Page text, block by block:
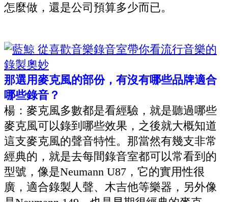
怎麼做，還是公司預算多少而已。
那選用麥克風的部份，有沒有哪些品牌適合
哪些錄音？
楊：麥克風多數都是看經驗，就是聽過哪些
麥克風可以錄到哪些效果，之後就大概知道
這支麥克風的聲音特性。那當然有幾支非常
經典的，就是去每間錄音室都可以常看到的
型號，像是Neumann U87，它的實用性很
廣，適合錄製人聲、木吉他等樂器，另外像